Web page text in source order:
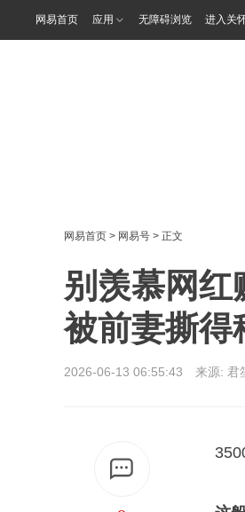
网易首页 应用 无障碍浏览 进入关
网易首页 > 网易号 > 正文
别羡慕网红
被前妻撕得
2026-06-13 06:55:43 来源: 君